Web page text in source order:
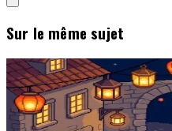
Sur le même sujet